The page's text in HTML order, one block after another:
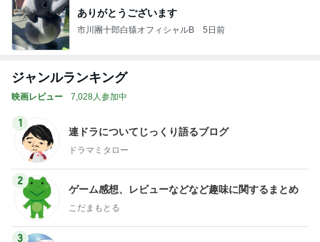
ありがとうございます
市川團十郎白猿オフィシャルB 5日前
ジャンルランキング
映画レビュー 7,028人参加中
1
連ドラについてじっくり語るブログ
ドラマミタロー
2
ゲーム感想、レビューなどなど趣味に関するまとめ
こだまもとる
3